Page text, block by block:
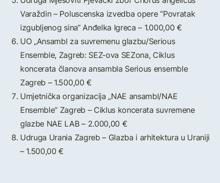
Varaždin – Poluscenska izvedba opere “Povratak
izgubljenog sina“ Anđelka Igreca – 1.000,00 €
UO „Ansambl za suvremenu glazbu/Serious
Ensemble, Zagreb: SEZ-ova SEZona, Ciklus
koncerata članova ansambla Serious ensemble
Zagreb – 1.500,00 €
Umjetnička organizacija „NAE ansambl/NAE
Ensemble“ Zagreb – Ciklus koncerata suvremene
glazbe NAE LAB – 2.000,00 €
Udruga Urania Zagreb – Glazba i arhitektura u Uraniji
– 1.500,00 €